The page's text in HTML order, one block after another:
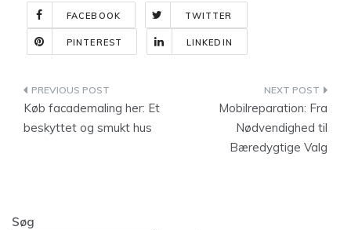
FACEBOOK TWITTER
PINTEREST LINKEDIN
Indlægsnavigation
Køb facademaling her: Et
beskyttet og smukt hus
Mobilreparation: Fra
Nødvendighed til
Bæredygtige Valg
Søg